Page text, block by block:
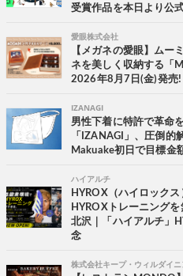
受賞作品を本日より公
愛眼株式会社
【メガネの愛眼】ム
ネを美しく収納する「
2026年8月7日(金)発売!
IZANAGI
男性下着に特許で革命
「IZANAGI」、圧倒的
Makuake初日で目標金
ハイアルチ
HYROX（ハイロック
HYROXトレーニング
北沢｜「ハイアルチ」
念
株式会社キープ・ウィルダイ